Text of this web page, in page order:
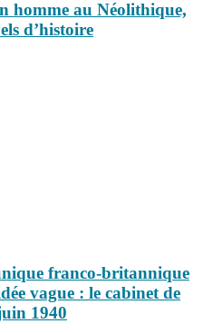
homme au Néolithique,
d’histoire
franco-britannique
vague : le cabinet de
1940